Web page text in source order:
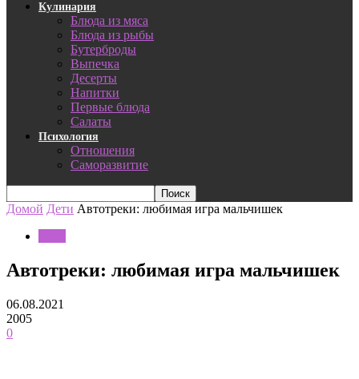
Кулинария
Блюда из мяса
Блюда из рыбы
Бутерброды
Выпечка
Десерты
Напитки
Первые блюда
Салаты
Психология
Отношения
Саморазвитие
Домой Дети Автотреки: любимая игра мальчишек
Автотреки: любимая игра мальчишек
06.08.2021
2005
0